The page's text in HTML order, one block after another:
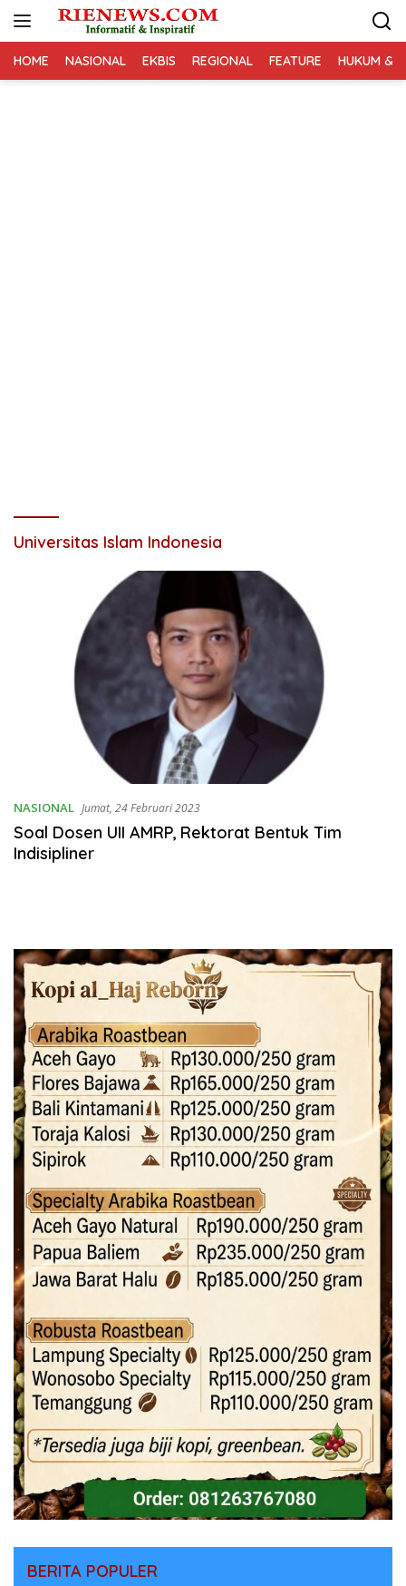
HOME NASIONAL EKBIS REGIONAL FEATURE HUKUM &
Universitas Islam Indonesia
NASIONAL Jumat, 24 Februari 2023
Soal Dosen UII AMRP, Rektorat Bentuk Tim
Indisipliner
BERITA POPULER